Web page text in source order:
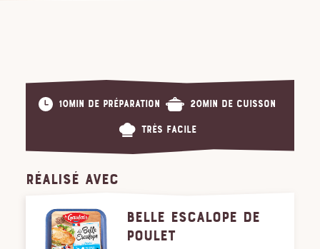
10min de préparation 20min de cuisson
Très facile
RÉALISÉ AVEC
BELLE ESCALOPE DE
POULET